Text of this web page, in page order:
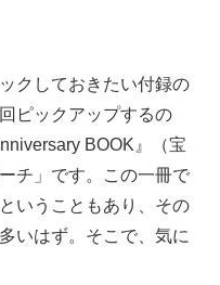
クしておきたい付録の
ピックアップするの
BOOK』（宝
チ」です。この一冊で
いうこともあり、その
いはず。そこで、気に